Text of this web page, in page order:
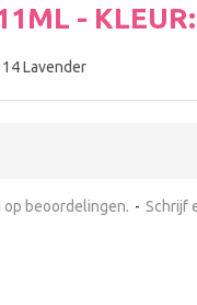
14 Lavender
-
op beoordelingen. - Schrijf